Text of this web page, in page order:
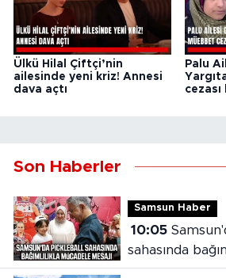
Ülkü Hilal Çiftçi’nin
ailesinde yeni kriz! Annesi
dava açtı
Palu
Son Haberler
Samsun Haber
10:05Samsun'da pickleball
sahasında
mesajı